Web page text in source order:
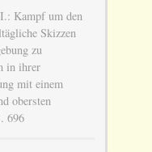
Kampf um den
Skizzen
zu
in ihrer
mit einem
obersten
696